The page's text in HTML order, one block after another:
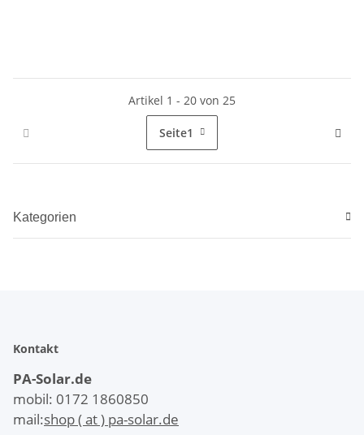
Artikel 1 - 20 von 25
Seite1
Kategorien
Kontakt
PA-Solar.de
mobil: 0172 1860850
mail:shop ( at ) pa-solar.de